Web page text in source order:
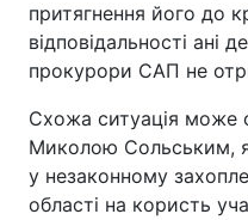
притягнення його до
відповідальності ані
прокурори САП не
Схожа ситуація може
Миколою Сольським,
у незаконному
області на користь